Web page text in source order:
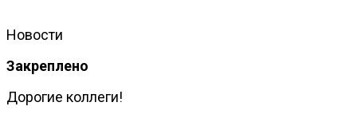
Новости
Закреплено
Дорогие коллеги!